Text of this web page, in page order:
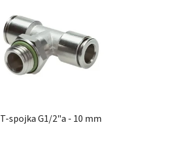
T-spojka G1/2"a - 10 mm